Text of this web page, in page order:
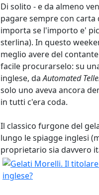
Di solito - e da almeno
pagare sempre con
importa se l'importo e'
sterlina). In questo
meglio avere del
facile procurarselo: su
inglese, daAutomated
solo uno aveva ancora
in tutti c'era coda.
Il classico furgone del
lungo le spiagge inglesi
proprietario sia davvero